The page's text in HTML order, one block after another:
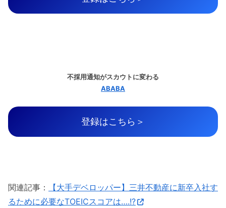
不採用通知がスカウトに変わる
ABABA
登録はこちら＞
関連記事：
【大手デベロッパー】三井不動産に新卒入社す
るために必要なTOEICスコアは….!?